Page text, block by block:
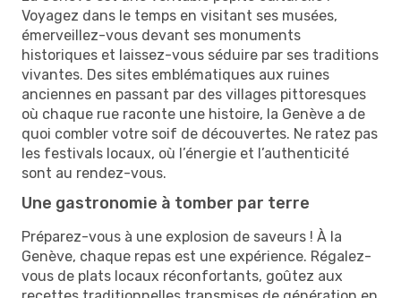
Voyagez dans le temps en visitant ses musées,
émerveillez-vous devant ses monuments
historiques et laissez-vous séduire par ses traditions
vivantes. Des sites emblématiques aux ruines
anciennes en passant par des villages pittoresques
où chaque rue raconte une histoire, la Genève a de
quoi combler votre soif de découvertes. Ne ratez pas
les festivals locaux, où l’énergie et l’authenticité
sont au rendez-vous.
Une gastronomie à tomber par terre
Préparez-vous à une explosion de saveurs ! À la
Genève, chaque repas est une expérience. Régalez-
vous de plats locaux réconfortants, goûtez aux